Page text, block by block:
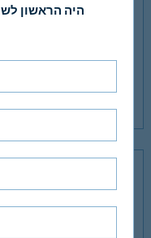
הנכס נבחר במס
היה הראשון